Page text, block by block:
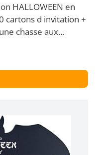
HALLOWEEN en
cartons d invitation +
chasse aux
5 ans à 99 !